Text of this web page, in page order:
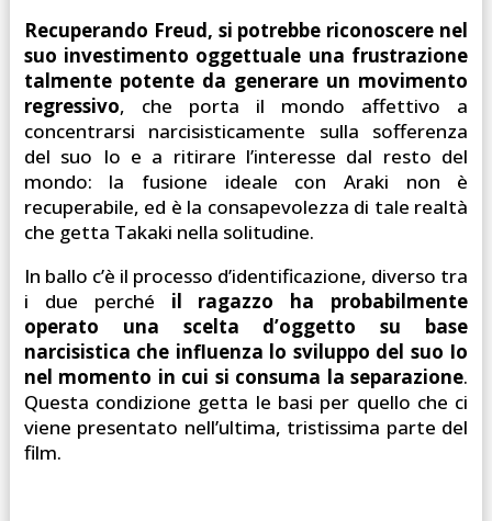
Recuperando Freud, si potrebbe riconoscere nel
suo investimento oggettuale una frustrazione
talmente potente da generare un movimento
regressivo, che porta il mondo affettivo a
concentrarsi narcisisticamente sulla sofferenza
del suo Io e a ritirare l’interesse dal resto del
mondo: la fusione ideale con Araki non è
recuperabile, ed è la consapevolezza di tale realtà
che getta Takaki nella solitudine.
In ballo c’è il processo d’identificazione, diverso tra
i due perché il ragazzo ha probabilmente
operato una scelta d’oggetto su base
narcisistica che influenza lo sviluppo del suo Io
nel momento in cui si consuma la separazione.
Questa condizione getta le basi per quello che ci
viene presentato nell’ultima, tristissima parte del
film.